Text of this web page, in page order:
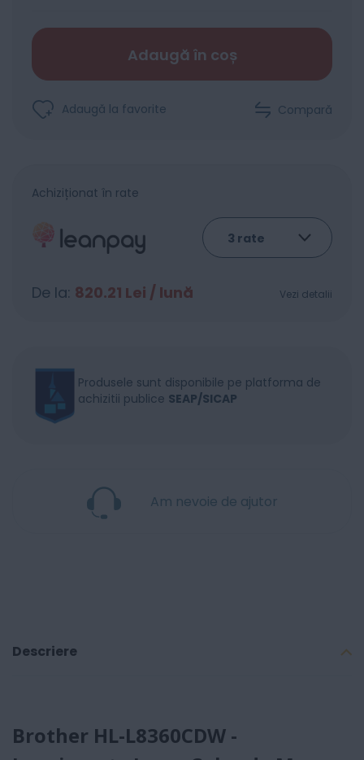
Adaugă în coș
Adaugă la favorite Compară
Achiziționat în rate
De la: 820.21 Lei / lună Vezi detalii
Produsele sunt disponibile pe platforma de
achizitii publice SEAP/SICAP
Am nevoie de ajutor
Descriere
Brother HL-L8360CDW -